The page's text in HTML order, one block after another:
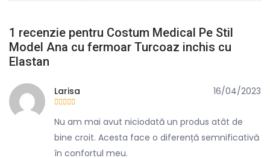
1 recenzie pentru Costum Medical Pe Stil
Model Ana cu fermoar Turcoaz inchis cu
Elastan
Larisa 16/04/2023
Nu am mai avut niciodată un produs atât de
bine croit. Acesta face o diferență semnificativă
în confortul meu.